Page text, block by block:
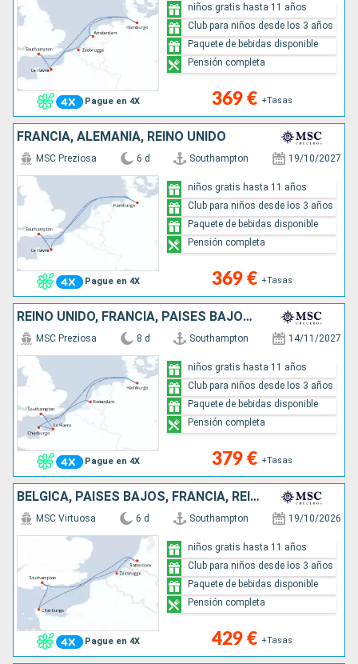
Pague en 4X 369 € +Tasas
niños gratis hasta 11 años
Club para niños desde los 3 años
Paquete de bebidas disponible
Pensión completa
FRANCIA, ALEMANIA, REINO UNIDO
Pague en 4X
MSC Preziosa 6 d Southampton 19/10/2027
369 € +Tasas
niños gratis hasta 11 años
Club para niños desde los 3 años
Paquete de bebidas disponible
Pensión completa
REINO UNIDO, FRANCIA, PAISES BAJOS, ALEMANIA
Pague en 4X
MSC Preziosa 8 d Southampton 14/11/2027
379 € +Tasas
niños gratis hasta 11 años
Club para niños desde los 3 años
Paquete de bebidas disponible
Pensión completa
BÉLGICA, PAISES BAJOS, FRANCIA, REINO UNIDO
Pague en 4X
MSC Virtuosa 6 d Southampton 19/10/2026
429 € +Tasas
niños gratis hasta 11 años
Club para niños desde los 3 años
Paquete de bebidas disponible
Pensión completa